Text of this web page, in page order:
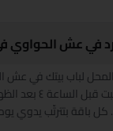
في عش الحواوي
لباب بيتك في عش
في نفس اليوم لو
باقة بتترتّب يدوي